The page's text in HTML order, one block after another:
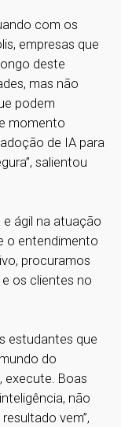
com os
empresas que
deste
mas não
podem
momento
de IA para
salientou
e ágil na atuação
o entendimento
procuramos
os clientes no
estudantes que
do
execute. Boas
não
vem”,